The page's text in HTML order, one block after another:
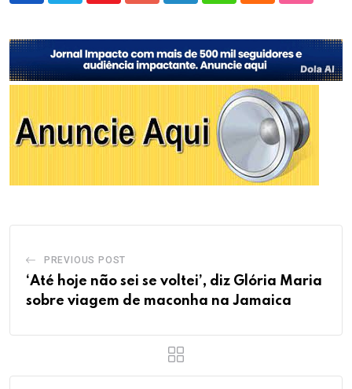
PREVIOUS POST
‘Até hoje não sei se voltei’, diz Glória Maria
sobre viagem de maconha na Jamaica